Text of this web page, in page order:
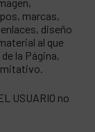
marcas,
diseño
al que
la Página,
USUARIO no